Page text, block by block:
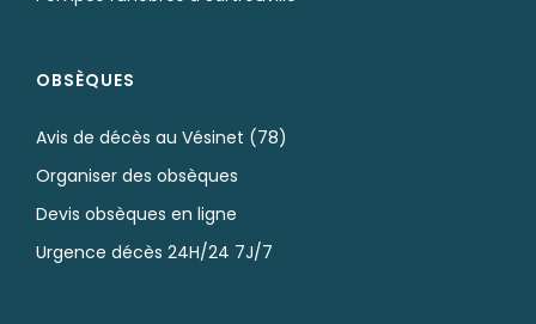
OBSÈQUES
Avis de décès au Vésinet (78)
Organiser des obsèques
Devis obsèques en ligne
Urgence décès 24H/24 7J/7